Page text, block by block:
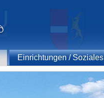
Einrichtungen / Soziales